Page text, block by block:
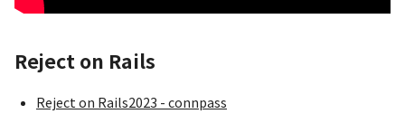
Reject on Rails
Reject on Rails2023 - connpass